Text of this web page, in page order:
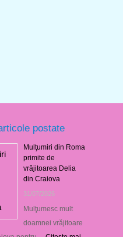
postate
Mulţumiri din Roma
primite de
vrăjitoarea Delia
din Craiova
31/07/2026
Mulţumesc mult
doamnei vrăjitoare